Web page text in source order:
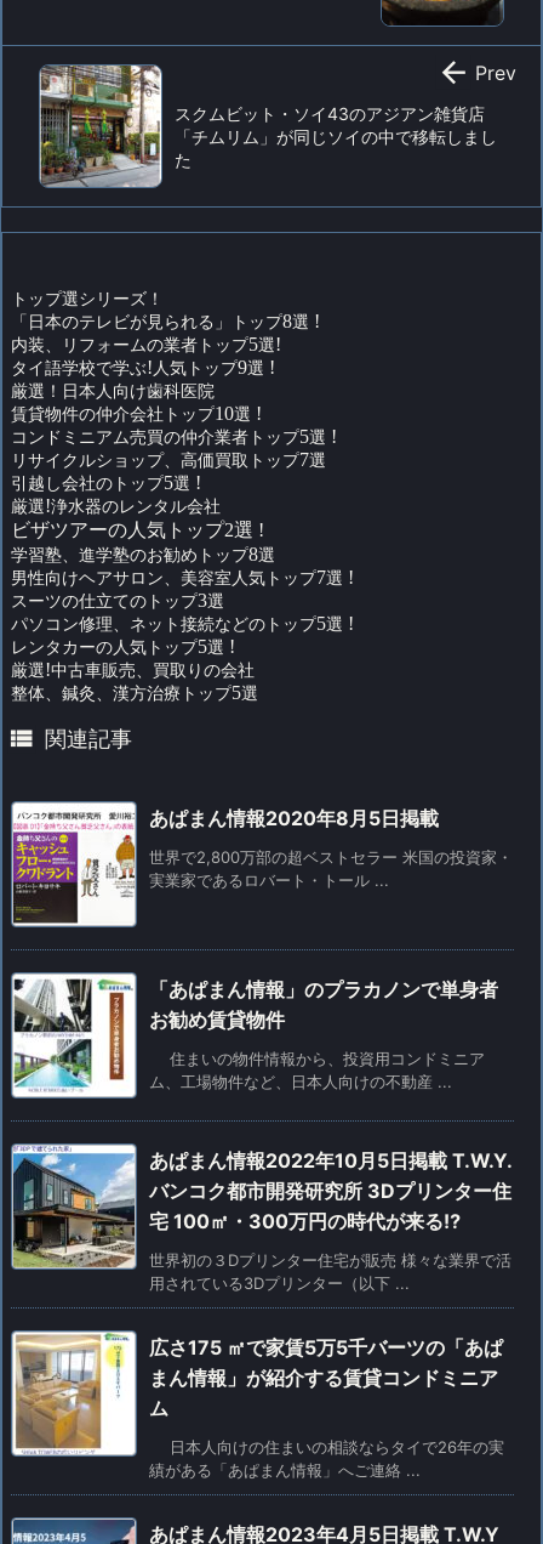
スクムビット・ソイ43のアジアン雑貨店
「チムリム」が同じソイの中で移転しまし
た
 Prev
トップ選シリーズ！
「日本のテレビが見られる」トップ8選 !
内装、リフォームの業者トップ5選!
タイ語学校で学ぶ! 人気トップ9選 !
厳選！日本人向け歯科医院
賃貸物件の仲介会社トップ10選 !
コンドミニアム売買の仲介業者トップ5選 !
リサイクルショップ、高価買取トップ7選
引越し会社のトップ5選 !
厳選!浄水器のレンタル会社
ビザツアーの人気トップ2選 !
学習塾、進学塾のお勧めトップ8選
男性向けヘアサロン、美容室人気トップ7選 !
スーツの仕立てのトップ3選
パソコン修理、ネット接続などのトップ5選 !
レンタカーの人気トップ5選 !
厳選!中古車販売、買取りの会社
整体、鍼灸、漢方治療トップ5選
 関連記事
あぱまん情報2020年8月5日掲載
世界で2,800万部の超ベストセラー 米国の投資家・
実業家であるロバート・トール ...
「あぱまん情報」のプラカノンで単身者
お勧め賃貸物件
住まいの物件情報から、投資用コンドミニア
ム、工場物件など、日本人向けの不動産 ...
あぱまん情報2022年10月5日掲載 T.W.Y.
バンコク都市開発研究所 3Dプリンター住
宅 100㎡・300万円の時代が来る⁉
世界初の３Dプリンター住宅が販売 様々な業界で活
用されている3Dプリンター（以下 ...
広さ175 ㎡で家賃5万5千バーツの「あぱ
まん情報」が紹介する賃貸コンドミニア
ム
日本人向けの住まいの相談ならタイで26年の実
績がある「あぱまん情報」へご連絡 ...
あぱまん情報2023年4月5日掲載 T.W.Y